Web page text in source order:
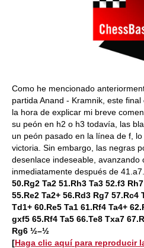
Como he mencionado
partida Anand - Kramnik, este
la hora de explicar mi breve
su peón en h2 o h3 todavía, las
un peón pasado en la línea de f,
victoria. Sin embargo, las negras
desenlace indeseable, avanzando
inmediatamente después de 41.a7.
50.Rg2 Ta2 51.Rh3 Ta3 52.f3
55.Re2 Ta2+ 56.Rd3 Rg7 57.Rc4
Td1+ 60.Re5 Ta1 61.Rf4 Ta4+
gxf5 65.Rf4 Ta5 66.Te8 Txa7
Rg6 ½–½
[Haga clic aquí para reproducir